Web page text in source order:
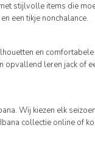
stijlvolle items die
een tikje nonchalance.
en
leren jack of
Wij kiezen elk
collectie online of